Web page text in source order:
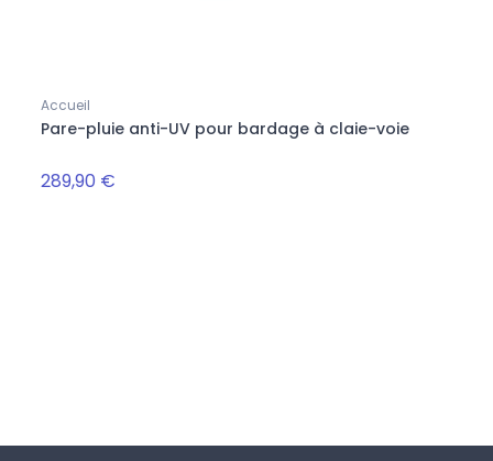
Accueil
Pare-pluie anti-UV pour bardage à claie-voie
289,90 €